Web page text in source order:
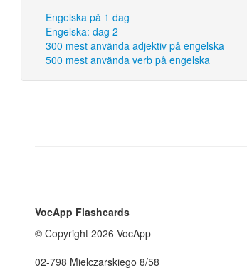
Engelska på 1 dag
Engelska: dag 2
300 mest använda adjektiv på engelska
500 mest använda verb på engelska
VocApp Flashcards
© Copyright 2026 VocApp
02-798 Mielczarskiego 8/58